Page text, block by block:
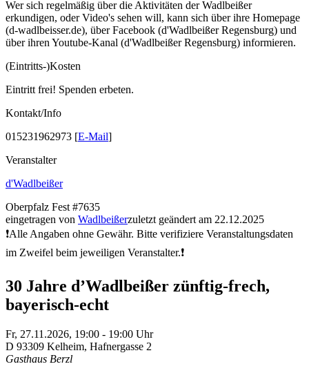
Wer sich regelmäßig über die Aktivitäten der Wadlbeißer
erkundigen, oder Video's sehen will, kann sich über ihre Homepage
(d-wadlbeisser.de), über Facebook (d'Wadlbeißer Regensburg) und
über ihren Youtube-Kanal (d'Wadlbeißer Regensburg) informieren.
(Eintritts-)Kosten
Eintritt frei! Spenden erbeten.
Kontakt/Info
015231962973 [E-Mail]
Veranstalter
d'Wadlbeißer
Oberpfalz Fest #7635
eingetragen von Wadlbeißerzuletzt geändert am 22.12.2025
❗Alle Angaben ohne Gewähr. Bitte verifiziere Veranstaltungsdaten
im Zweifel beim jeweiligen Veranstalter.❗
30 Jahre d’Wadlbeißer zünftig-frech,
bayerisch-echt
Fr, 27.11.2026, 19:00 - 19:00 Uhr
D 93309 Kelheim, Hafnergasse 2
Gasthaus Berzl